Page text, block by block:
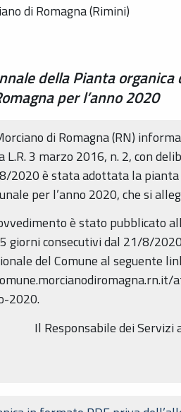
di Romagna (Rimini)
della Pianta
per l’anno 2020
di Romagna (RN)
L.R. 3 marzo 2016, n. 2, con
2020 è stata adottata la
per l’anno 2020, che si
è stato pubblicato
giorni consecutivi dal 21/8/
del Comune al seguente
2020.
Il Responsabile dei Servizi